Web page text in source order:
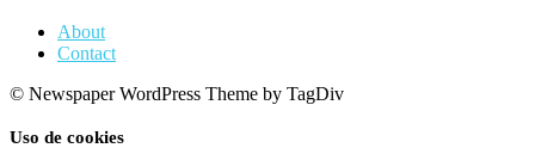
About
Contact
© Newspaper WordPress Theme by TagDiv
Uso de cookies